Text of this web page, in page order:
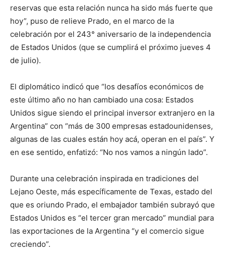
reservas que esta relación nunca ha sido más fuerte que
hoy”, puso de relieve Prado, en el marco de la
celebración por el 243° aniversario de la independencia
de Estados Unidos (que se cumplirá el próximo jueves 4
de julio).
El diplomático indicó que “los desafíos económicos de
este último año no han cambiado una cosa: Estados
Unidos sigue siendo el principal inversor extranjero en la
Argentina” con “más de 300 empresas estadounidenses,
algunas de las cuales están hoy acá, operan en el país”. Y
en ese sentido, enfatizó: “No nos vamos a ningún lado”.
Durante una celebración inspirada en tradiciones del
Lejano Oeste, más específicamente de Texas, estado del
que es oriundo Prado, el embajador también subrayó que
Estados Unidos es “el tercer gran mercado” mundial para
las exportaciones de la Argentina “y el comercio sigue
creciendo”.